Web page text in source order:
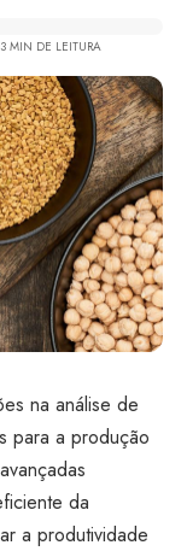
3 MIN DE LEITURA
na análise de
para a produção
da
a produtividade